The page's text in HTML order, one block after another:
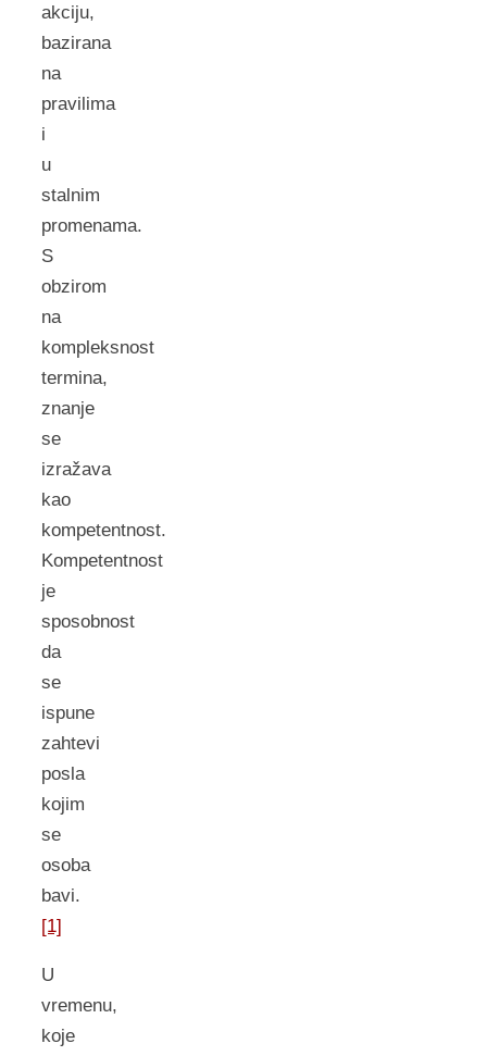
akciju,
bazirana
na
pravilima
i
u
stalnim
promenama.
S
obzirom
na
kompleksnost
termina,
znanje
se
izražava
kao
kompetentnost.
Kompetentnost
je
sposobnost
da
se
ispune
zahtevi
posla
kojim
se
osoba
bavi.
[1]
U
vremenu,
koje